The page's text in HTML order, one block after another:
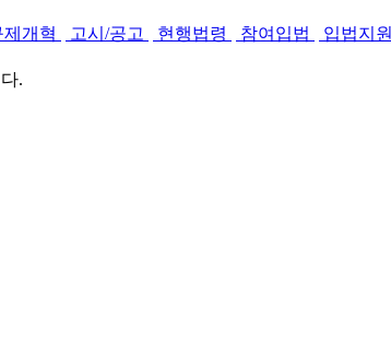
제개혁 고시/공고 현행법령 참여입법
입법지원
.